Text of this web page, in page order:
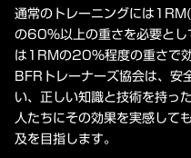
通常のトレーニングには
の60%以上の重さを必要と
は1RMの20%程度の重さで
BFRトレーナーズ協会は、安
い、正しい知識と技術を持っ
人たちにその効果を実感して
及を目指します。